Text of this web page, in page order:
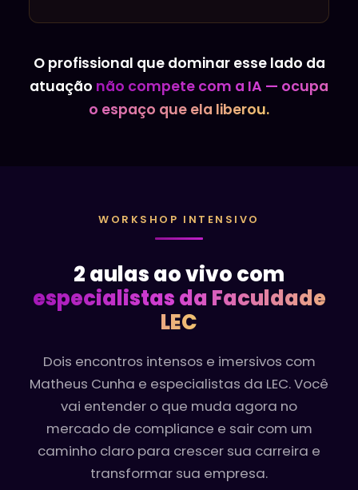
O profissional que dominar esse lado da
atuação não compete com a IA — ocupa
o espaço que ela liberou.
WORKSHOP INTENSIVO
2 aulas ao vivo com
especialistas da Faculdade
LEC
Dois encontros intensos e imersivos com
Matheus Cunha e especialistas da LEC. Você
vai entender o que muda agora no
mercado de compliance e sair com um
caminho claro para crescer sua carreira e
transformar sua empresa.